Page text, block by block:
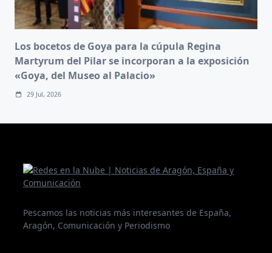
Los bocetos de Goya para la cúpula Regina
Martyrum del Pilar se incorporan a la exposición
«Goya, del Museo al Palacio»
29 Jul, 2026
Pescamos las noticias más interesantes de España,
Aragón, Comunicación y Periodismo